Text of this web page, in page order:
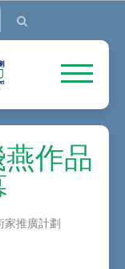
作品
家推廣計劃